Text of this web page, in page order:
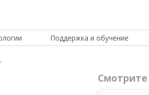
Поддержка и обучение